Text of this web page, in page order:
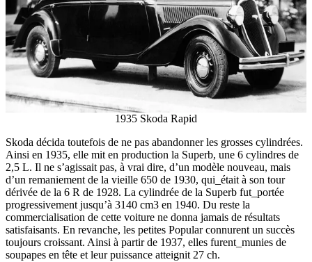
1935 Skoda Rapid
Skoda décida toutefois de ne pas abandonner les grosses cylindrées.
Ainsi en 1935, elle mit en production la Superb, une 6 cylindres de
2,5 L. Il ne s’agissait pas, à vrai dire, d’un modèle nouveau, mais
d’un remaniement de la vieille 650 de 1930, qui_était à son tour
dérivée de la 6 R de 1928. La cylindrée de la Superb fut_portée
progressivement jusqu’à 3140 cm3 en 1940. Du reste la
commercialisation de cette voiture ne donna jamais de résultats
satisfaisants. En revanche, les petites Popular connurent un succès
toujours croissant. Ainsi à partir de 1937, elles furent_munies de
soupapes en tête et leur puissance atteignit 27 ch.